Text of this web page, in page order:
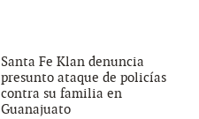
Santa Fe Klan denuncia
presunto ataque de policías
contra su familia en
Guanajuato